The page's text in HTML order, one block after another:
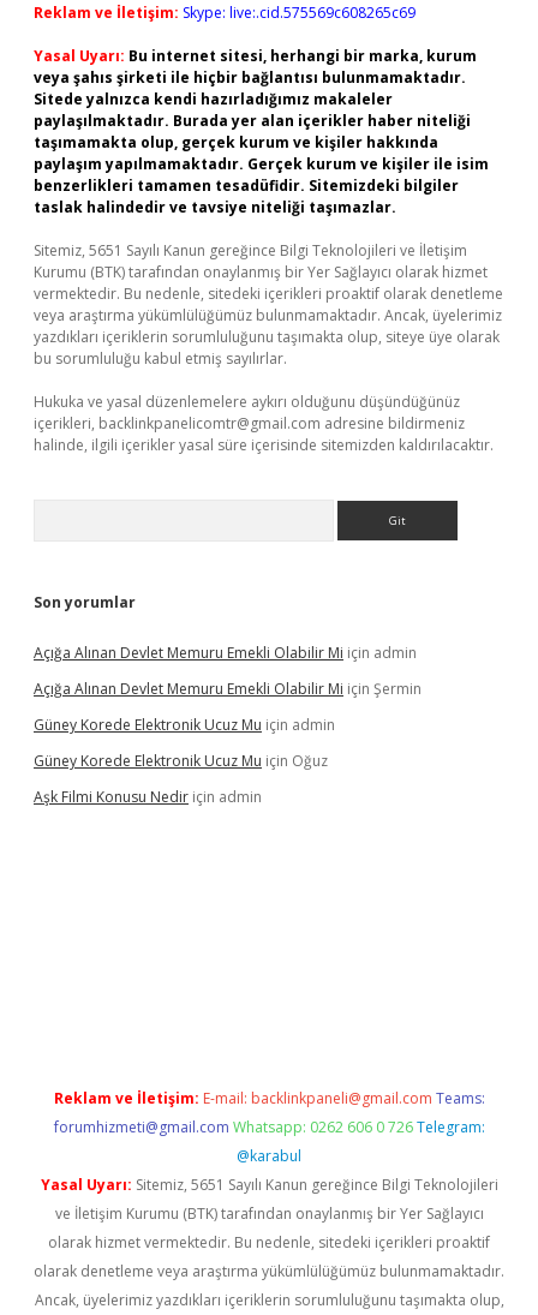
Reklam ve İletişim: Skype: live:.cid.575569c608265c69
Yasal Uyarı: Bu internet sitesi, herhangi bir marka, kurum
veya şahıs şirketi ile hiçbir bağlantısı bulunmamaktadır.
Sitede yalnızca kendi hazırladığımız makaleler
paylaşılmaktadır. Burada yer alan içerikler haber niteliği
taşımamakta olup, gerçek kurum ve kişiler hakkında
paylaşım yapılmamaktadır. Gerçek kurum ve kişiler ile isim
benzerlikleri tamamen tesadüfidir. Sitemizdeki bilgiler
taslak halindedir ve tavsiye niteliği taşımazlar.
Sitemiz, 5651 Sayılı Kanun gereğince Bilgi Teknolojileri ve İletişim
Kurumu (BTK) tarafından onaylanmış bir Yer Sağlayıcı olarak hizmet
vermektedir. Bu nedenle, sitedeki içerikleri proaktif olarak denetleme
veya araştırma yükümlülüğümüz bulunmamaktadır. Ancak, üyelerimiz
yazdıkları içeriklerin sorumluluğunu taşımakta olup, siteye üye olarak
bu sorumluluğu kabul etmiş sayılırlar.
Hukuka ve yasal düzenlemelere aykırı olduğunu düşündüğünüz
içerikleri, backlinkpanelicomtr@gmail.com adresine bildirmeniz
halinde, ilgili içerikler yasal süre içerisinde sitemizden kaldırılacaktır.
Son yorumlar
Açığa Alınan Devlet Memuru Emekli Olabilir Mi için admin
Açığa Alınan Devlet Memuru Emekli Olabilir Mi için Şermin
Güney Korede Elektronik Ucuz Mu için admin
Güney Korede Elektronik Ucuz Mu için Oğuz
Aşk Filmi Konusu Nedir için admin
Reklam ve İletişim: E-mail: backlinkpaneli@gmail.com Teams:
forumhizmeti@gmail.com Whatsapp: 0262 606 0 726 Telegram:
@karabul
Yasal Uyarı: Sitemiz, 5651 Sayılı Kanun gereğince Bilgi Teknolojileri
ve İletişim Kurumu (BTK) tarafından onaylanmış bir Yer Sağlayıcı
olarak hizmet vermektedir. Bu nedenle, sitedeki içerikleri proaktif
olarak denetleme veya araştırma yükümlülüğümüz bulunmamaktadır.
Ancak, üyelerimiz yazdıkları içeriklerin sorumluluğunu taşımakta olup,